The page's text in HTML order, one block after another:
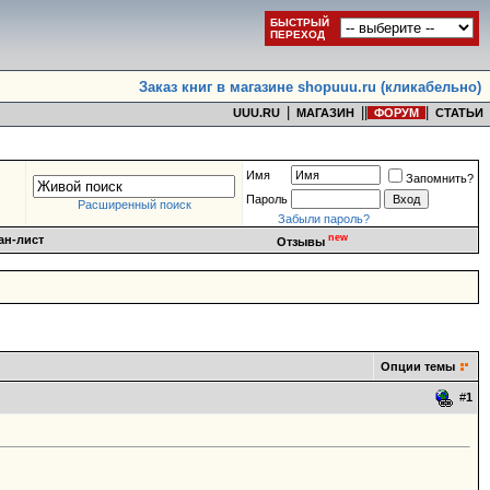
БЫСТРЫЙ
ПЕРЕХОД
Заказ книг в магазине shopuuu.ru (кликабельно)
UUU.RU МАГАЗИН ФОРУМ СТАТЬИ
Расширенный поиск
Имя
Запомнить?
Пароль
Забыли пароль?
лист
Отзывы new
Опции темы
#1